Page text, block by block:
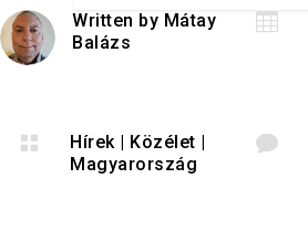
Written by Mátay
Balázs

 Hírek| Közélet |
Magyarország
